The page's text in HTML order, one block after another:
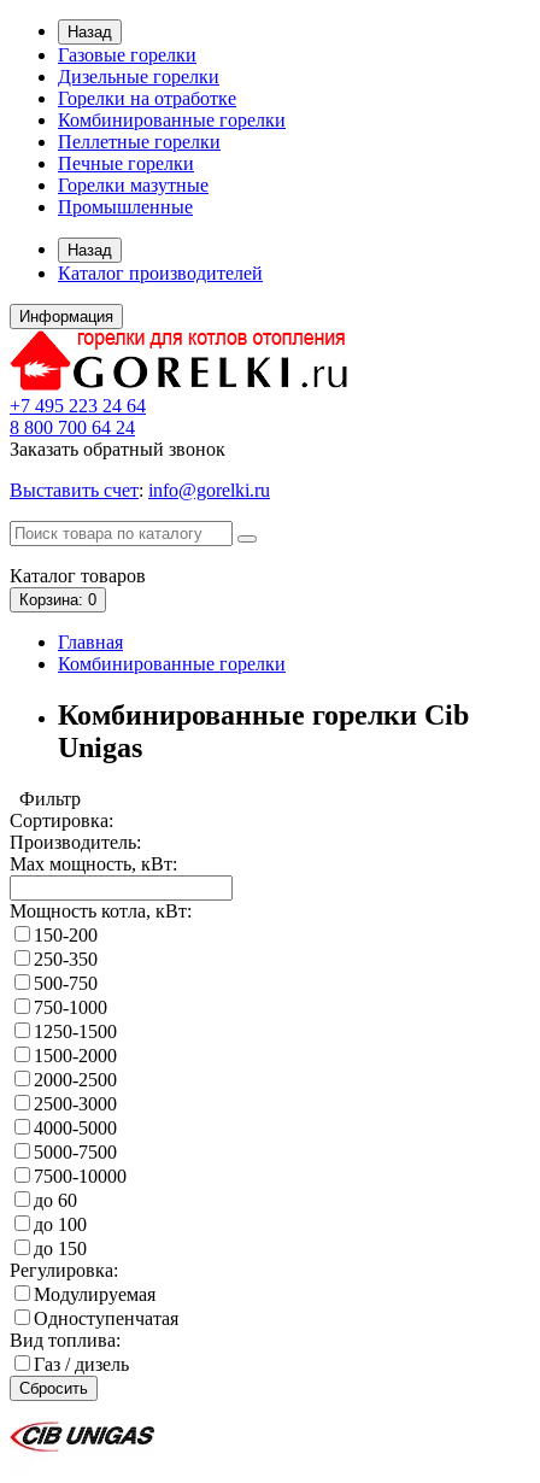
Назад
Газовые горелки
Дизельные горелки
Горелки на отработке
Комбинированные горелки
Пеллетные горелки
Печные горелки
Горелки мазутные
Промышленные
Назад
Каталог производителей
Информация
+7 495 223 24 64
8 800 700 64 24
Заказать обратный звонок
Выставить счет: info@gorelki.ru
Каталог товаров
Корзина: 0
Главная
Комбинированные горелки
Комбинированные горелки Cib
Unigas
Фильтр
Сортировка:
Производитель:
Max мощность, кВт:
Мощность котла, кВт:
150-200
250-350
500-750
750-1000
1250-1500
1500-2000
2000-2500
2500-3000
4000-5000
5000-7500
7500-10000
до 60
до 100
до 150
Регулировка:
Модулируемая
Одноступенчатая
Вид топлива:
Газ / дизель
Сбросить